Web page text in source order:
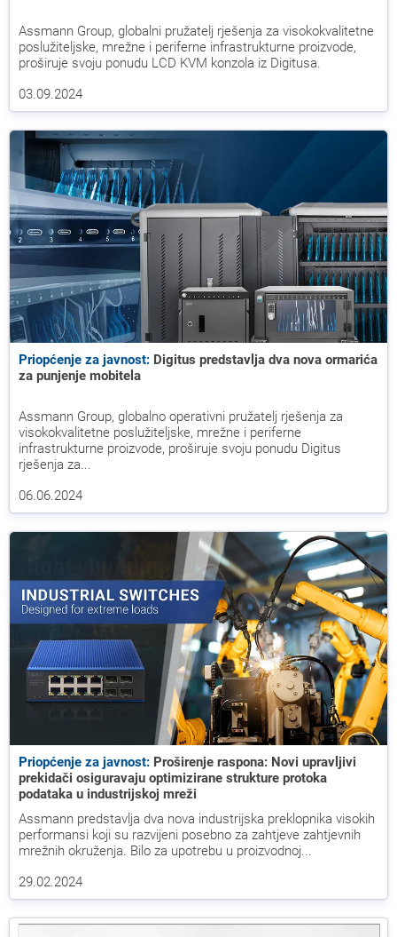
Assmann Group, globalni pružatelj rješenja za visokokvalitetne
poslužiteljske, mrežne i periferne infrastrukturne proizvode,
proširuje svoju ponudu LCD KVM konzola iz Digitusa.
03.09.2024
Priopćenje za javnost: Digitus predstavlja dva nova ormarića
za punjenje mobitela
Assmann Group, globalno operativni pružatelj rješenja za
visokokvalitetne poslužiteljske, mrežne i periferne
infrastrukturne proizvode, proširuje svoju ponudu Digitus
rješenja za...
06.06.2024
Priopćenje za javnost: Proširenje raspona: Novi upravljivi
prekidači osiguravaju optimizirane strukture protoka
podataka u industrijskoj mreži
Assmann predstavlja dva nova industrijska preklopnika visokih
performansi koji su razvijeni posebno za zahtjeve zahtjevnih
mrežnih okruženja. Bilo za upotrebu u proizvodnoj...
29.02.2024